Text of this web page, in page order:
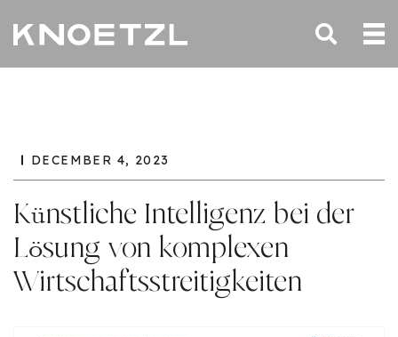
DECEMBER 4, 2023
Künstliche Intelligenz bei der
Lösung von komplexen
Wirtschaftsstreitigkeiten